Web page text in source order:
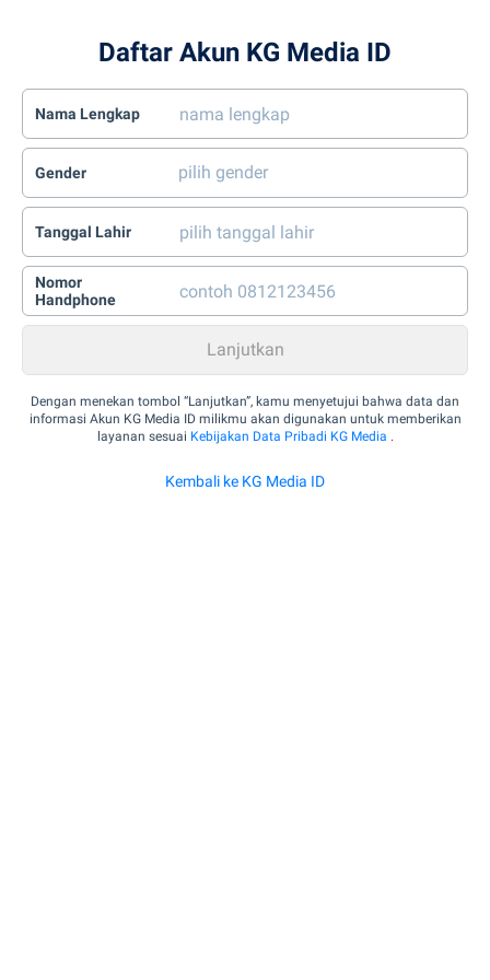
Daftar Akun KG Media ID
Nama Lengkap
Gender
Tanggal Lahir
Nomor
Handphone
Dengan menekan tombol “Lanjutkan”, kamu menyetujui bahwa data dan
informasi Akun KG Media ID milikmu akan digunakan untuk memberikan
layanan sesuai Kebijakan Data Pribadi KG Media .
Kembali ke KG Media ID